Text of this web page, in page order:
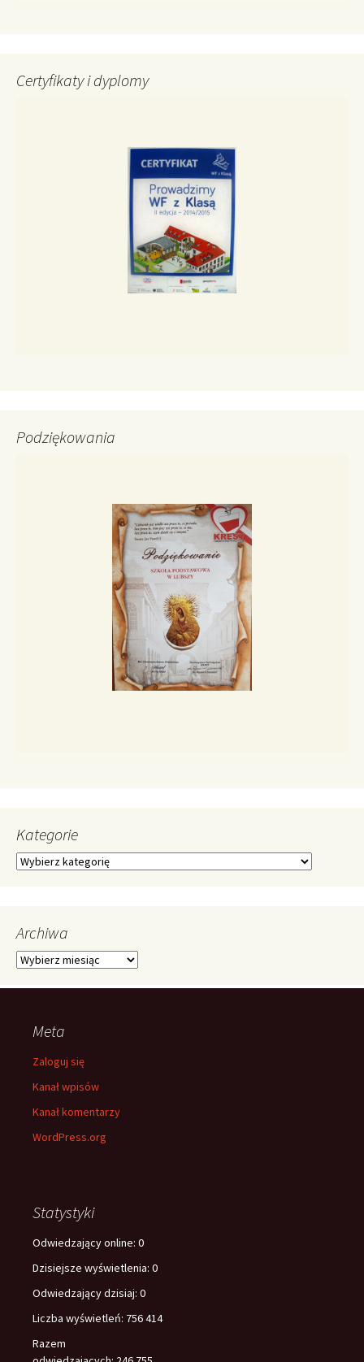
Certyfikaty i dyplomy
Podziękowania
Kategorie
Kategorie
Archiwa
Archiwa
Meta
Zaloguj się
Kanał wpisów
Kanał komentarzy
WordPress.org
Statystyki
Odwiedzający online: 0
Dzisiejsze wyświetlenia: 0
Odwiedzający dzisiaj: 0
Liczba wyświetleń: 756 414
Razem